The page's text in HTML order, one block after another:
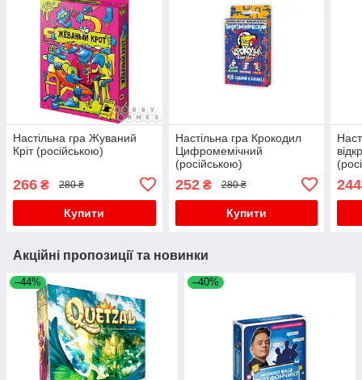
Настільна гра Жуваний
Кріт (російською)
266 ₴ 280 ₴
Купити
Настільна гра Крокодил
Цифромемічний
(російською)
252₴ 280 ₴
Купити
Акційні пропозиції та новинки
–44% –40%